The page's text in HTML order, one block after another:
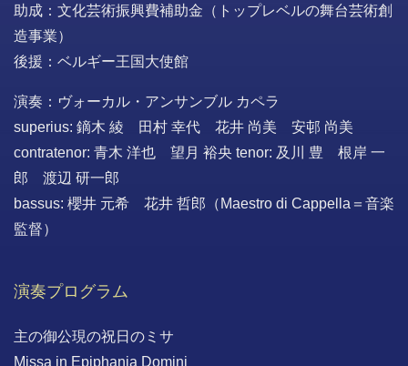
助成：文化芸術振興費補助金（トップレベルの舞台芸術創
造事業）
後援：ベルギー王国大使館
演奏：ヴォーカル・アンサンブル カペラ
superius: 鏑木 綾 田村 幸代 花井 尚美 安邨 尚美
contratenor: 青木 洋也 望月 裕央 tenor: 及川 豊 根岸 一
郎 渡辺 研一郎
bassus: 櫻井 元希 花井 哲郎（Maestro di Cappella＝音楽
監督）
演奏プログラム
主の御公現の祝日のミサ
Missa in Epiphania Domini